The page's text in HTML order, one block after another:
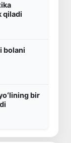
qiladi
bolani
bir